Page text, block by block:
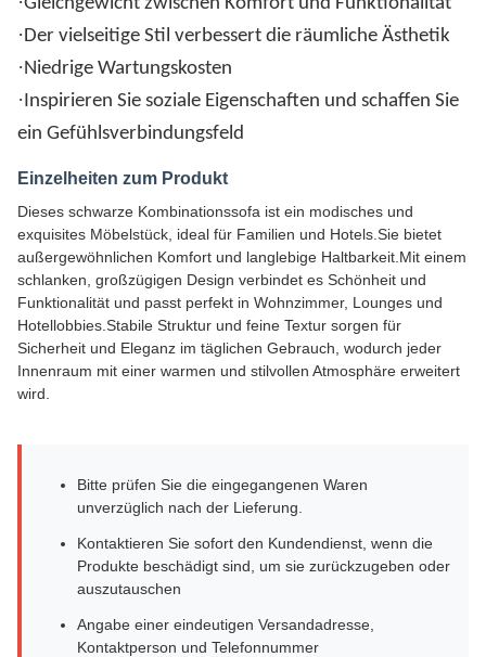
·Der vielseitige Stil verbessert die räumliche Ästhetik
·Niedrige Wartungskosten
·Inspirieren Sie soziale Eigenschaften und schaffen Sie
ein Gefühlsverbindungsfeld
Einzelheiten zum Produkt
Dieses schwarze Kombinationssofa ist ein modisches und
exquisites Möbelstück, ideal für Familien und Hotels.Sie bietet
außergewöhnlichen Komfort und langlebige Haltbarkeit.Mit einem
schlanken, großzügigen Design verbindet es Schönheit und
Funktionalität und passt perfekt in Wohnzimmer, Lounges und
Hotellobbies.Stabile Struktur und feine Textur sorgen für
Sicherheit und Eleganz im täglichen Gebrauch, wodurch jeder
Innenraum mit einer warmen und stilvollen Atmosphäre erweitert
wird.
Bitte prüfen Sie die eingegangenen Waren
unverzüglich nach der Lieferung.
Kontaktieren Sie sofort den Kundendienst, wenn die
Produkte beschädigt sind, um sie zurückzugeben oder
auszutauschen
Angabe einer eindeutigen Versandadresse,
Kontaktperson und Telefonnummer